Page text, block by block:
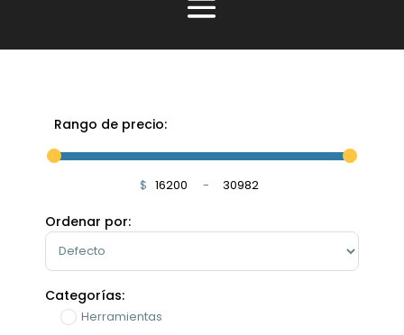
Rango de precio:
$ Minimum Price
-
Maximum Price
Ordenar por:
Sort Products
Categorías:
Herramientas